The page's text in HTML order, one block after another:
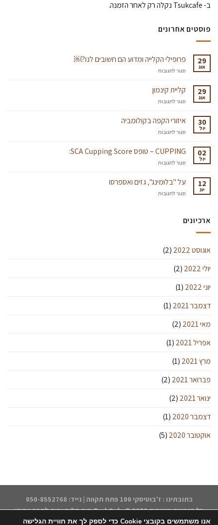
ב- Tsukcafe נקלה רק לאחר הזמנה.
פוסטים אחרונים
29
אוג
פרופילי הקלייה ומדוע הם חשובים לנו?￼
סגור לתגובות
הקלייה
ומדוע
הם
לנו?
29
אוג
קליית קינמון
סגור לתגובות
קינמון
30
יול
איזורי הקפה בקולומביה
סגור לתגובות
הקפה
02
יול
CUPPING – טופס SCA Cupping Score:
סגור לתגובות
–
טופס
SCA
12
יונ
על "בלומינג", גזים ואספרסו
סגור לתגובות
ארכיונים
אוגוסט 2022
(2)
יולי 2022
(2)
יוני 2022
(1)
דצמבר 2021
(1)
מאי 2021
(2)
אפריל 2021
(1)
מרץ 2021
(1)
פברואר 2021
(2)
ינואר 2021
(2)
דצמבר 2020
(1)
אוקטובר 2020
(5)
כתובתינו : ז'בוטיסקי 100 פתח תקווה | נייד: 050-8552768
כל הזכויות שמורות 2026 ©
TsukCafe בית קליה ובית לקפה ייחודי
אנו משתמשים בקובצי Cookie כדי לספק לך את חוויית הגלישה